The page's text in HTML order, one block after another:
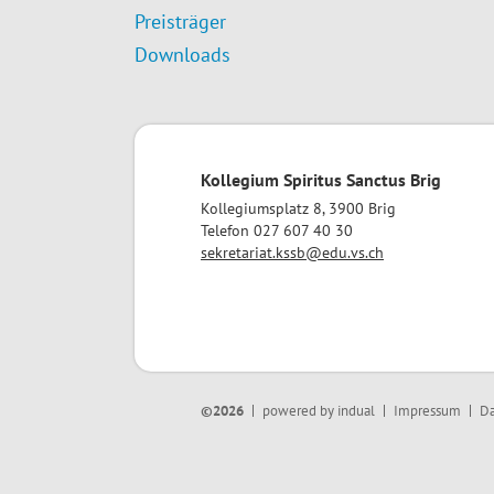
Preisträger
Downloads
Kollegium Spiritus Sanctus Brig
Kollegiumsplatz 8, 3900 Brig
Telefon 027 607 40 30
sekretariat.kssb@edu.vs.ch
©2026 powered by indual Impressum